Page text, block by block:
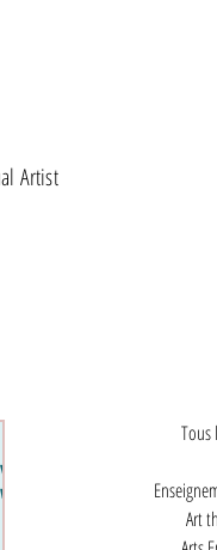
Artist
Tous
Art